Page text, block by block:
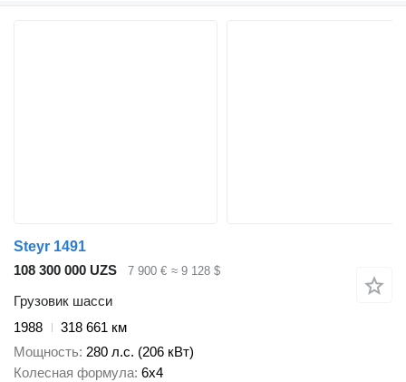
Steyr 1491
108 300 000 UZS
7 900 € ≈ 9 128 $
Грузовик шасси
1988
318 661 км
Мощность 280 л.с. (206 кВт)
Колесная формула 6x4